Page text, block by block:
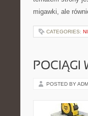
migawki, ale
CATEGORIES:
POCIĄGI
POSTED BY